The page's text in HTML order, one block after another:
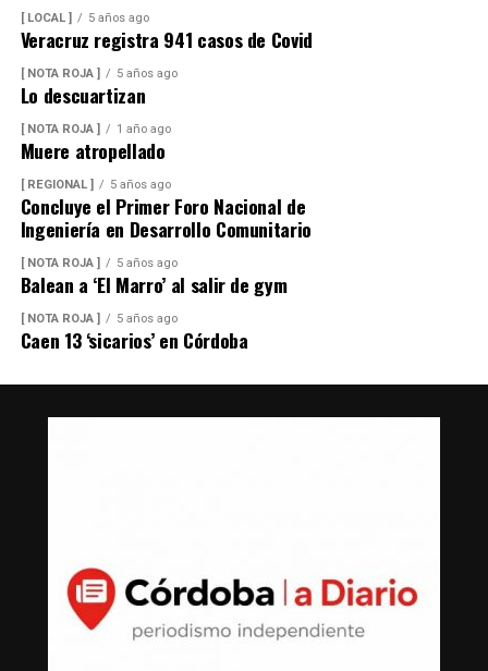
[ LOCAL ] 5 años ago
Veracruz registra 941 casos de Covid
[ NOTA ROJA ] 5 años ago
Lo descuartizan
[ NOTA ROJA ] 1 año ago
Muere atropellado
[ REGIONAL ] 5 años ago
Concluye el Primer Foro Nacional de
Ingeniería en Desarrollo Comunitario
[ NOTA ROJA ] 5 años ago
Balean a ‘El Marro’ al salir de gym
[ NOTA ROJA ] 5 años ago
Caen 13 ‘sicarios’ en Córdoba